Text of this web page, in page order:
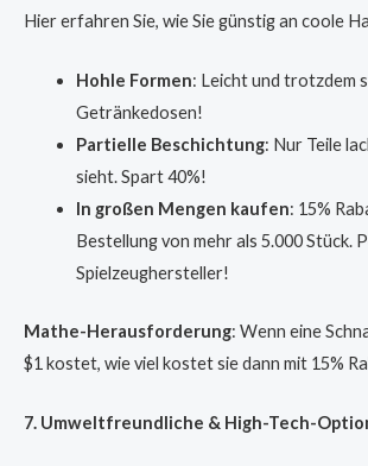
Hier erfahren Sie, wie Sie günstig an coole
Hohle Formen: Leicht und trotzdem
Getränkedosen!
Partielle Beschichtung: Nur Teile
sieht. Spart 40%!
In großen Mengen kaufen: 15%
Bestellung von mehr als 5.000 Stück.
Spielzeughersteller!
Mathe-Herausforderung: Wenn eine
$1 kostet, wie viel kostet sie dann mit 15%
7. Umweltfreundliche & High-Tech-